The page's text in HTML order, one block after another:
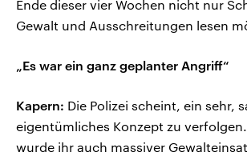
Ende dieser vier Wochen nicht nur
Gewalt und Ausschreitungen lesen
„Es war ein ganz geplanter Angriff“
Kapern: Die Polizei scheint, ein sehr,
eigentümliches Konzept zu
wurde ihr auch massiver